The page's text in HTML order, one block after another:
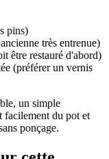
pins)
très entrenue)
être restauré d'abord)
(préférer un vernis
un simple
facilement du pot et
ponçage.